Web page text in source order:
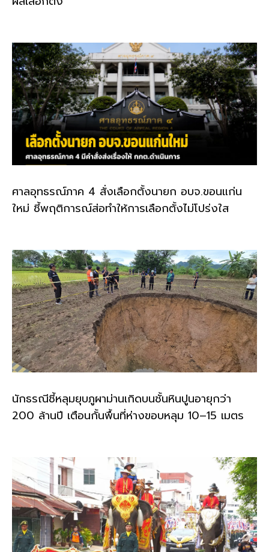
ศาลอุทธรณ์ภาค 4 สั่งเลือกตั้งนายก อบจ.ขอนแก่น
ใหม่ ชี้พฤติการณ์ส่อทำให้การเลือกตั้งไม่โปร่งใส
นักธรณีชี้หลุมยุบภูผาม่านเกิดบนชั้นหินปูนอายุกว่า
200 ล้านปี เตือนกั้นพื้นที่ห่างขอบหลุม 10–15 เมตร